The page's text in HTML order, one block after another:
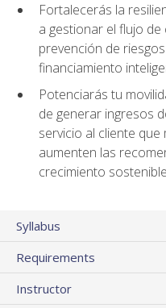
Fortalecerás la
a gestionar el flujo de
prevención de
financiamiento
Potenciarás tu
de generar ingresos
servicio al cliente
aumenten las
crecimiento
Syllabus
Requirements
Instructor